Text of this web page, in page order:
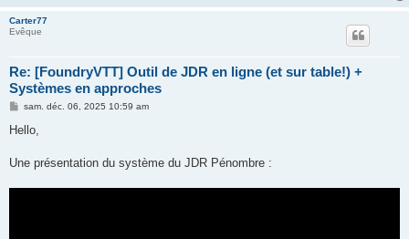
Carter77
Evêque
Re: [FoundryVTT] Outil de JDR en ligne (et sur table!) +
Systèmes en approches
M
s
g
sam. déc. 06, 2025 10:59 am
Hello,
Une présentation du système du JDR Pénombre :